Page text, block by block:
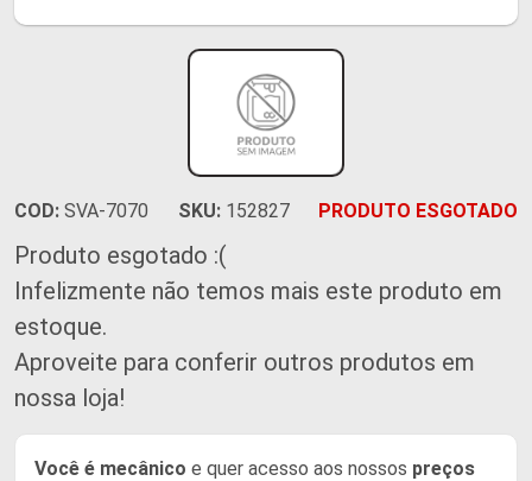
COD: SVA-7070 SKU: 152827 PRODUTO ESGOTADO
Produto esgotado :(
Infelizmente não temos mais este produto em
estoque.
Aproveite para conferir outros produtos em
nossa loja!
Você é mecânico e quer acesso aos nossos preços